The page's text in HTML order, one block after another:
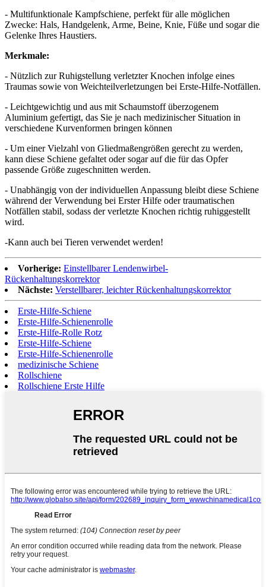
- Multifunktionale Kampfschiene, perfekt für alle möglichen
Zwecke: Hals, Handgelenk, Arme, Beine, Knie, Füße und sogar die
Gelenke Ihres Haustiers.
Merkmale:
- Nützlich zur Ruhigstellung verletzter Knochen infolge eines
Traumas sowie von Weichteilverletzungen bei Erste-Hilfe-Notfällen.
- Leichtgewichtig und aus mit Schaumstoff überzogenem
Aluminium gefertigt, das Sie je nach medizinischer Situation in
verschiedene Kurvenformen bringen können
- Um einer Vielzahl von Gliedmaßengrößen gerecht zu werden,
kann diese Schiene gefaltet oder sogar auf die für das Opfer
passende Größe zugeschnitten werden.
- Unabhängig von der individuellen Anpassung bleibt diese Schiene
während der Verwendung bei Erster Hilfe oder traumatischen
Notfällen stabil, sodass der verletzte Knochen richtig ruhiggestellt
wird.
-Kann auch bei Tieren verwendet werden!
Vorherige: Einstellbarer Lendenwirbel-
Rückenhaltungskorrektor
Nächste: Verstellbarer, leichter Rückenhaltungskorrektor
Erste-Hilfe-Schiene
Erste-Hilfe-Schienenrolle
Erste-Hilfe-Rolle Rotz
Erste-Hilfe-Schiene
Erste-Hilfe-Schienenrolle
medizinische Schiene
Rollschiene
Rollschiene Erste Hilfe